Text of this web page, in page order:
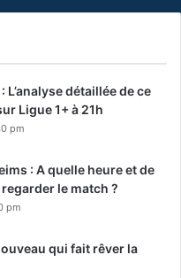
L’analyse détaillée de ce
Ligue 1+ à 21h
pm
: A quelle heure et de
le match ?
pm
qui fait rêver la